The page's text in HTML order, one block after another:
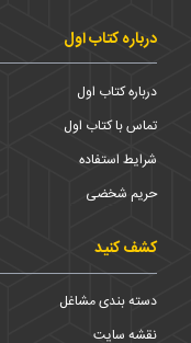
درباره کتاب اول
درباره کتاب اول
تماس با کتاب اول
شرایط استفاده
حریم شخضی
کشف کنید
دسته بندی مشاغل
نقشه سایت